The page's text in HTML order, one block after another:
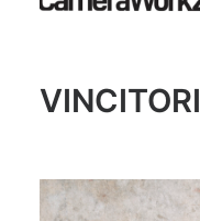
VINCITORI